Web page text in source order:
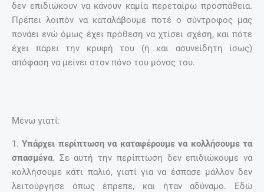
δεν επιδιώκουν να κάνουν καμία περεταίρω προσπάθεια.
Πρέπει λοιπόν να καταλάβουμε ποτέ ο σύντροφος μας
πονάει ενώ όμως έχει πρόθεση να χτίσει σχέση, και πότε
έχει πάρει την κρυφή του (ή και ασυνείδητη ίσως)
απόφαση να μείνει στον πόνο του μόνος του.
Μένω γιατί:
1.Υπάρχει περίπτωση να καταφέρουμε να κολλήσουμε τα
σπασμένα. Σε αυτή την περίπτωση δεν επιδιώκουμε να
κολλήσουμε κάτι παλιό, γιατί για να έσπασε μάλλον δεν
λειτούργησε όπως έπρεπε, και ήταν αδύναμο. Εδώ